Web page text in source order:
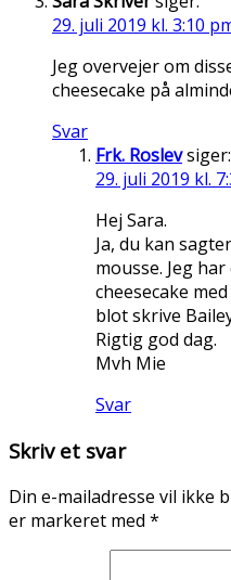
29. juli 2019 kl. 3:10
Jeg overvejer om
cheesecake på
Svar
Frk. Roslevsiger:
29. juli 2019 kl.
Hej Sara.
Ja, du kan
mousse. Jeg
cheesecake
blot skrive
Rigtig god dag.
Mvh Mie
Svar
Skriv et svar
Din e-mailadresse vil ikke
er markeret med *